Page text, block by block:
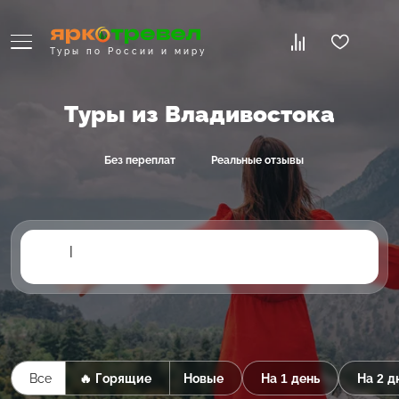
Туры по России и миру
Туры из Владивостока
Без переплат Реальные отзывы
|
Все 🔥 Горящие Новые На 1 день На 2